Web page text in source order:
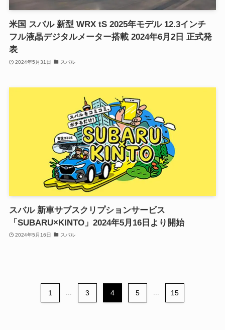
米国 スバル 新型 WRX tS 2025年モデル 12.3インチ
フル液晶デジタルメーター搭載 2024年6月2日 正式発
表
2024年5月31日 スバル
スバル 新車サブスクリプションサービス
「SUBARU×KINTO」2024年5月16日より開始
2024年5月16日 スバル
1 3 4 5 15